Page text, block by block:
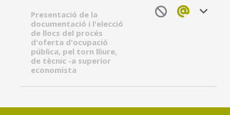
Presentació de la
documentació i l'elecció
de llocs del procés
d'oferta d'ocupació
pública, pel torn lliure,
de tècnic -a superior
economista